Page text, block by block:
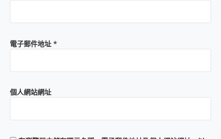
電子郵件地址 *
個人網站網址